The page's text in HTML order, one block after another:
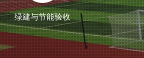
绿建与节能验收